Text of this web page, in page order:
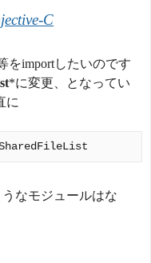
C
をimportしたいのです
*に変更、となってい
に
うなモジュールはな